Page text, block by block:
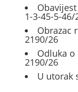
1-3-45-5-46/
Obrazac
2190/26
Odluka
2190/26
U utorak